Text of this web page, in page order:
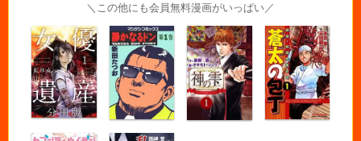
＼この他にも会員無料漫画がいっぱい／